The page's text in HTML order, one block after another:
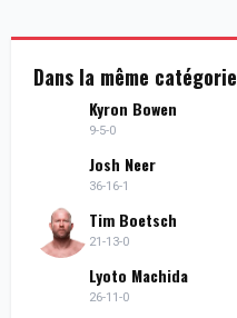
Dans la même catégorie
Kyron Bowen
9-5-0
Josh Neer
36-16-1
Tim Boetsch
21-13-0
Lyoto Machida
26-11-0